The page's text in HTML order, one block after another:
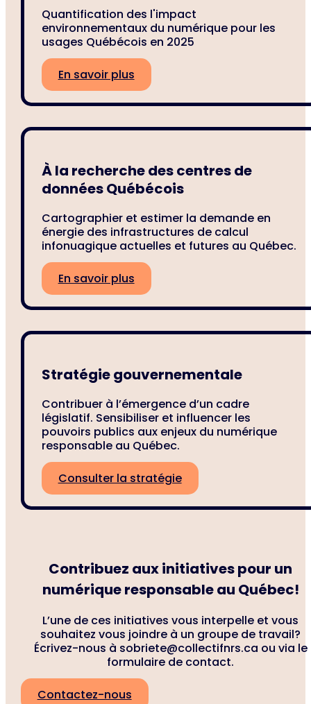
Quantification des l'impact
environnementaux du numérique pour les
usages Québécois en 2025
En savoir plus
À la recherche des centres de
données Québécois
Cartographier et estimer la demande en
énergie des infrastructures de calcul
infonuagique actuelles et futures au Québec.
En savoir plus
Stratégie gouvernementale
Contribuer à l’émergence d’un cadre
législatif. Sensibiliser et influencer les
pouvoirs publics aux enjeux du numérique
responsable au Québec.
Consulter la stratégie
Contribuez aux initiatives pour un
numérique responsable au Québec!
L’une de ces initiatives vous interpelle et vous
souhaitez vous joindre à un groupe de travail?
Écrivez-nous à sobriete@collectifnrs.ca ou via le
formulaire de contact.
Contactez-nous